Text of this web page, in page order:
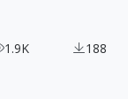
計立繪，讓你大開
1.9K 188